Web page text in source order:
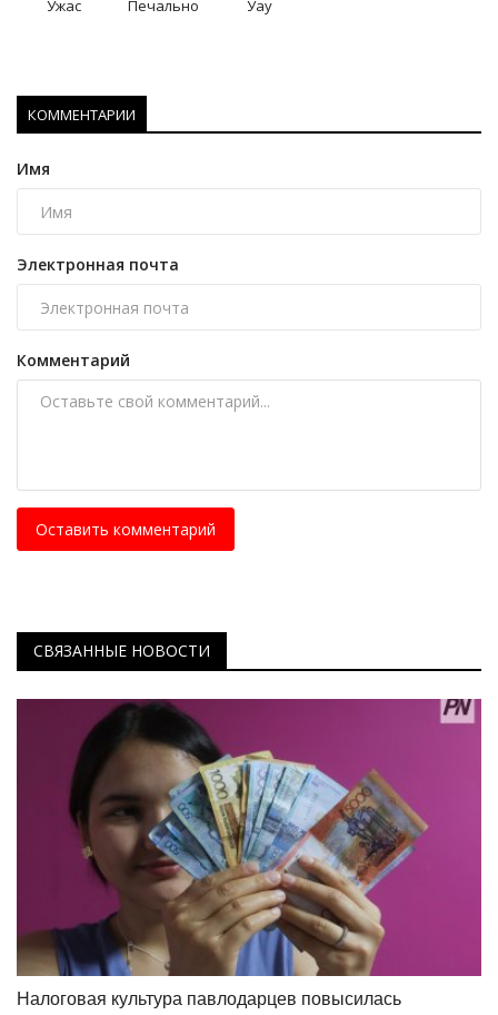
Ужас Печально Уау
КОММЕНТАРИИ
Имя
Электронная почта
Комментарий
Оставить комментарий
СВЯЗАННЫЕ НОВОСТИ
Налоговая культура павлодарцев повысилась